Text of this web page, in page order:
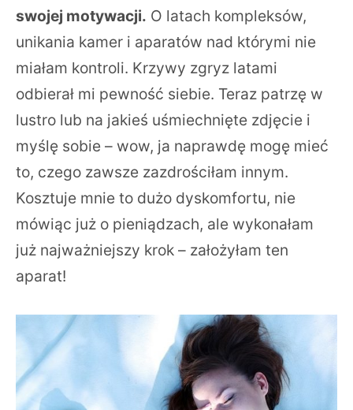
swojej motywacji. O latach kompleksów,
unikania kamer i aparatów nad którymi nie
miałam kontroli. Krzywy zgryz latami
odbierał mi pewność siebie. Teraz patrzę w
lustro lub na jakieś uśmiechnięte zdjęcie i
myślę sobie – wow, ja naprawdę mogę mieć
to, czego zawsze zazdrościłam innym.
Kosztuje mnie to dużo dyskomfortu, nie
mówiąc już o pieniądzach, ale wykonałam
już najważniejszy krok – założyłam ten
aparat!